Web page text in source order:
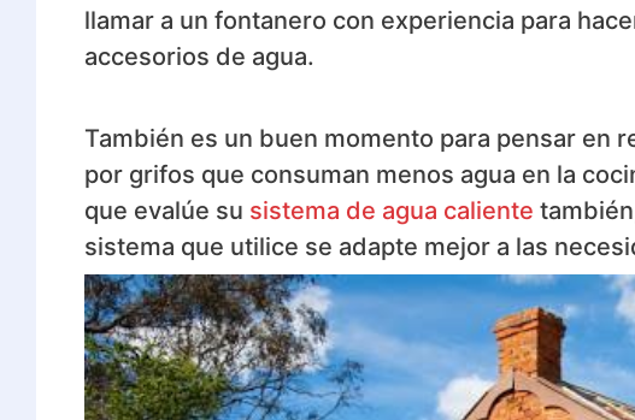
llamar a un fontanero con experiencia para
accesorios de agua.
También es un buen momento para pensar en
por grifos que consuman menos agua en la
que evalúe su sistema de agua caliente
sistema que utilice se adapte mejor a las